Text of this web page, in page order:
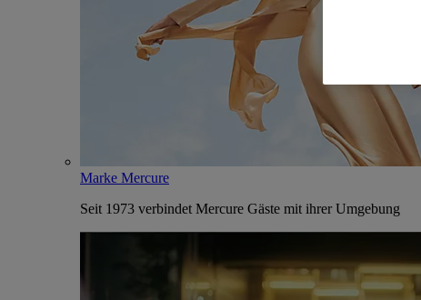
Marke Mercure
Seit 1973 verbindet Mercure Gäste mit ihrer Umgebung